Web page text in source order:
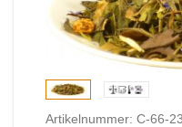
Artikelnummer: C-66-23